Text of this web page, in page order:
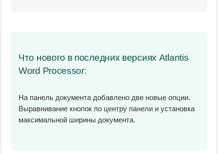
Что нового в последних версиях Atlantis
Word Processor:
На панель документа добавлено две новые опции.
Выравнивание кнопок по центру панели и установка
максимальной ширины документа.